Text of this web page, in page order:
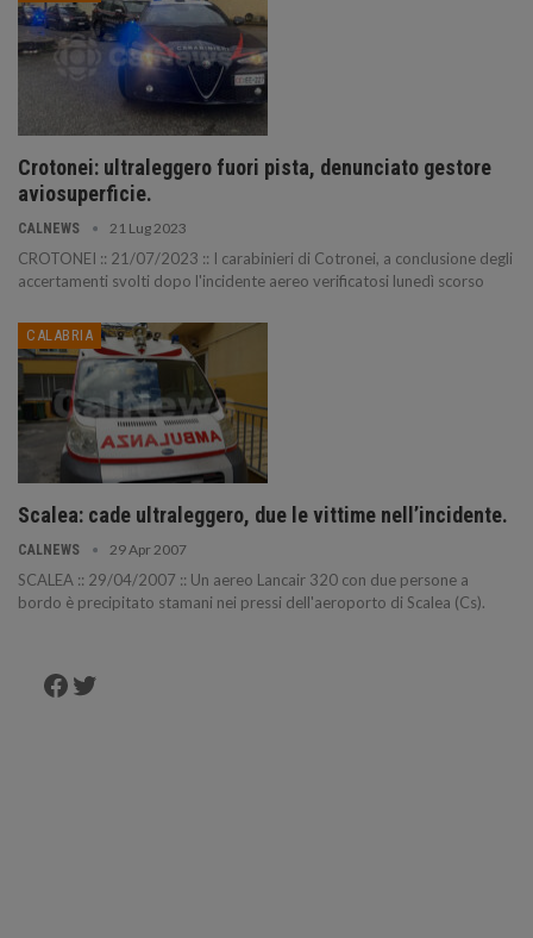
Crotonei: ultraleggero fuori pista, denunciato gestore
aviosuperficie.
CALNEWS 21 Lug 2023
CROTONEI :: 21/07/2023 :: I carabinieri di Cotronei, a conclusione degli
accertamenti svolti dopo l'incidente aereo verificatosi lunedì scorso
CALABRIA
Scalea: cade ultraleggero, due le vittime nell’incidente.
CALNEWS 29 Apr 2007
SCALEA :: 29/04/2007 :: Un aereo Lancair 320 con due persone a
bordo è precipitato stamani nei pressi dell'aeroporto di Scalea (Cs).
Facebook
Twitter